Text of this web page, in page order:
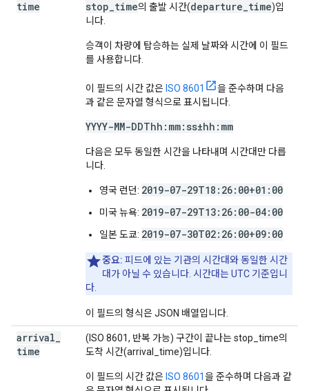
time stop_time의 출발 시간(departure_time)입
니다.
승객이 차량에 탑승하는 실제 날짜와 시간에 이 필드
를 사용합니다.
이 필드의 시간 값은 ISO 8601
을 준수하며 다음
과 같은 문자열 형식으로 표시됩니다.
YYYY-MM-DDThh:mm:ss±hh:mm
다음은 모두 동일한 시간을 나타내며 시간대만 다릅
니다.
영국 런던: 2019-07-29T18:26:00+01:00
미국 뉴욕: 2019-07-29T13:26:00-04:00
일본 도쿄: 2019-07-30T02:26:00+09:00
중요: 피드에 있는 기관의 시간대와 동일한 시간
대가 아닐 수 있습니다. 시간대는 UTC 기준입니
다.
이 필드의 형식은 JSON 배열입니다.
arrival
time
(ISO 8601, 반복 가능) 구간이 끝나는 stop_time의
도착 시간(arrival_time)입니다.
이 필드의 시간 값은 ISO 8601을 준수하며 다음과 같